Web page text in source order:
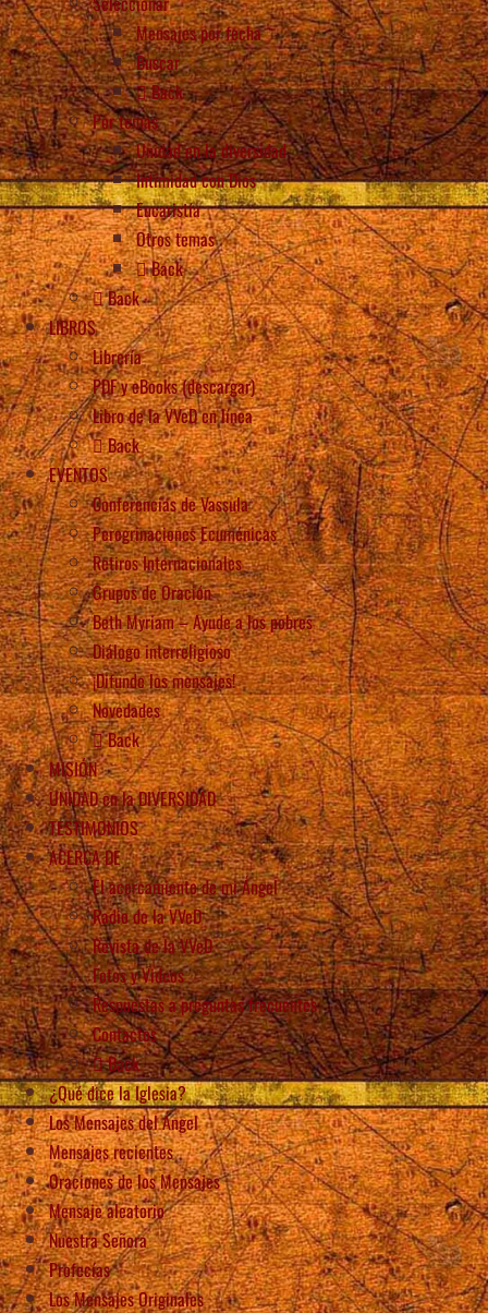
Mensajes por fecha
Buscar
Back
Por temas
Unidad en la diversidad
Intimidad con Dios
Eucaristía
Otros temas
Back
Back
LIBROS
Librería
PDF y eBooks (descargar)
Libro de la VVeD en línea
Back
EVENTOS
Conferencias de Vassula
Peregrinaciones Ecuménicas
Retiros Internacionales
Grupos de Oración
Beth Myriam – Ayude a los pobres
Diálogo interreligioso
¡Difunde los mensajes!
Novedades
Back
MISIÓN
UNIDAD en la DIVERSIDAD
TESTIMONIOS
ACERCA DE
El acercamiento de mi Ángel
Radio de la VVeD
Revista de la VVeD
Fotos y Videos
Respuestas a preguntas frecuentes
Contactos
Back
¿Qué dice la Iglesia?
Los Mensajes del Ángel
Mensajes recientes
Oraciones de los Mensajes
Mensaje aleatorio
Nuestra Señora
Profecías
Los Mensajes Originales